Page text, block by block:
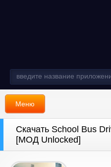
Меню
Скачать School Bus
[МОД Unlocked]